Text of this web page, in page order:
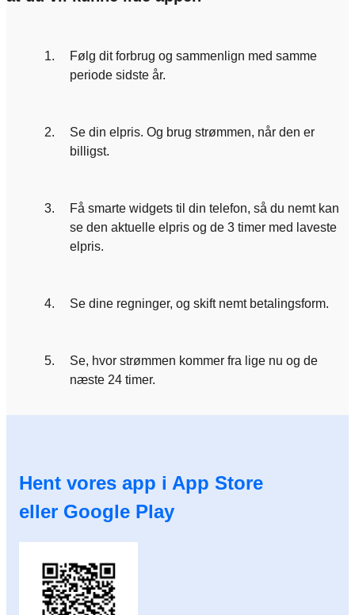
1.
Følg dit forbrug og sammenlign med samme
periode sidste år.
2.
Se din elpris. Og brug strømmen, når den er
billigst.
3.
Få smarte widgets til din telefon, så du nemt kan
se den aktuelle elpris og de 3 timer med laveste
elpris.
4. Se dine regninger, og skift nemt betalingsform.
5.
Se, hvor strømmen kommer fra lige nu og de
næste 24 timer.
Hent vores app i App Store
eller Google Play